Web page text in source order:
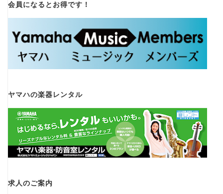
会員になるとお得です！
ヤマハの楽器レンタル
求人のご案内